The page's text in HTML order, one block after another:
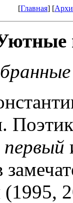
[Главная] [
первый